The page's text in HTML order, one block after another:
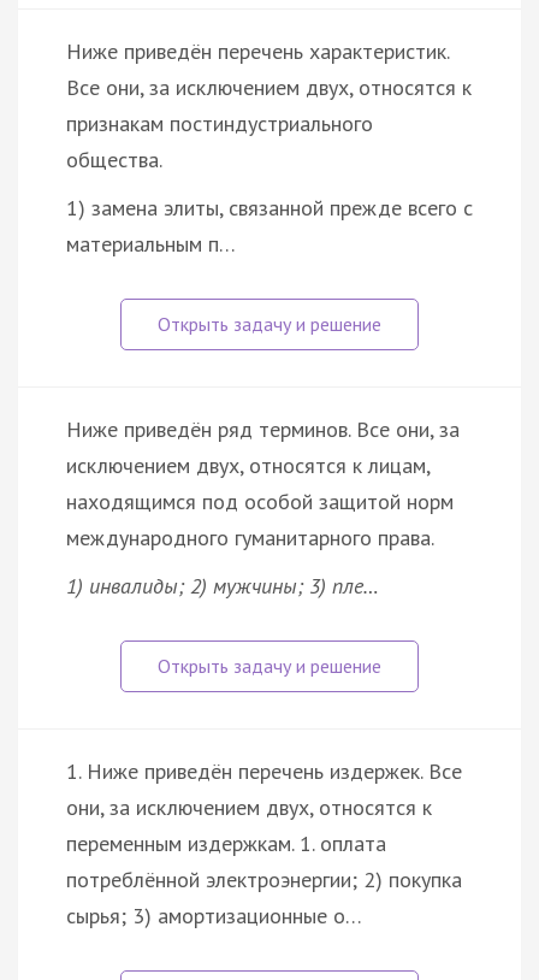
Ниже приведён перечень характеристик.
Все они, за исключением двух, относятся к
признакам постиндустриального
общества.
1) замена элиты, связанной прежде всего с
материальным п…
Ниже приведён ряд терминов. Все они, за
исключением двух, относятся к лицам,
находящимся под особой защитой норм
международного гуманитарного права.
1) инвалиды; 2) мужчины; 3) пле…
1. Ниже приведён перечень издержек. Все
они, за исключением двух, относятся к
переменным издержкам. 1. оплата
потреблённой электроэнергии; 2) покупка
сырья; 3) амортизационные о…